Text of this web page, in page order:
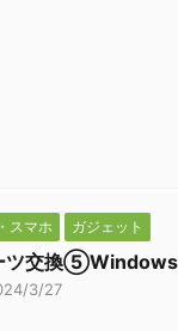
スマホ ガジェット
ツ交換
3/27